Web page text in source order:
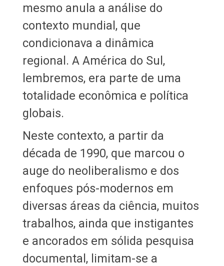
mesmo anula a análise do
contexto mundial, que
condicionava a dinâmica
regional. A América do Sul,
lembremos, era parte de uma
totalidade econômica e política
globais.
Neste contexto, a partir da
década de 1990, que marcou o
auge do neoliberalismo e dos
enfoques pós-modernos em
diversas áreas da ciência, muitos
trabalhos, ainda que instigantes
e ancorados em sólida pesquisa
documental, limitam-se a